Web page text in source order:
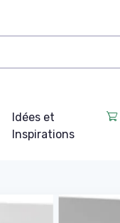
Idées et
Inspirations